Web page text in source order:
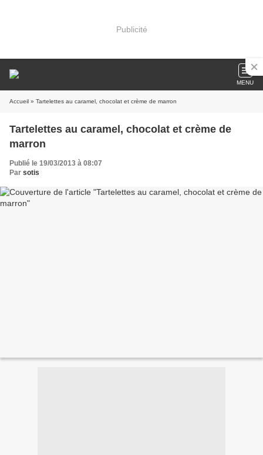
Publicité
MENU
Accueil » Tartelettes au caramel, chocolat et crème de marron
Tartelettes au caramel, chocolat et crème de
marron
Publié le 19/03/2013 à 08:07
Par sotis